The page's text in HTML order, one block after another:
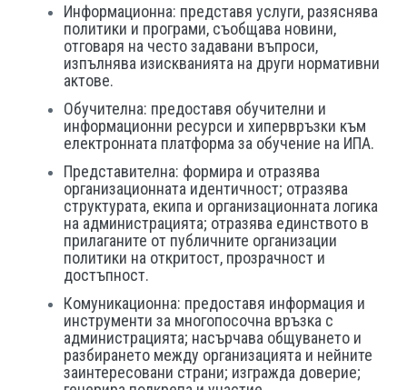
Информационна: представя услуги, разяснява
политики и програми, съобщава новини,
отговаря на често задавани въпроси,
изпълнява изискванията на други нормативни
актове.
Обучителна: предоставя обучителни и
информационни ресурси и хипервръзки към
електронната платформа за обучение на ИПА.
Представителна: формира и отразява
организационната идентичност; отразява
структурата, екипа и организационната логика
на администрацията; отразява единството в
прилаганите от публичните организации
политики на откритост, прозрачност и
достъпност.
Комуникационна: предоставя информация и
инструменти за многопосочна връзка с
администрацията; насърчава общуването и
разбирането между организацията и нейните
заинтересовани страни; изгражда доверие;